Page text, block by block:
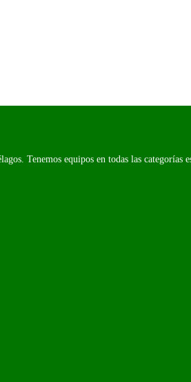
Tenemos equipos en todas las categorías